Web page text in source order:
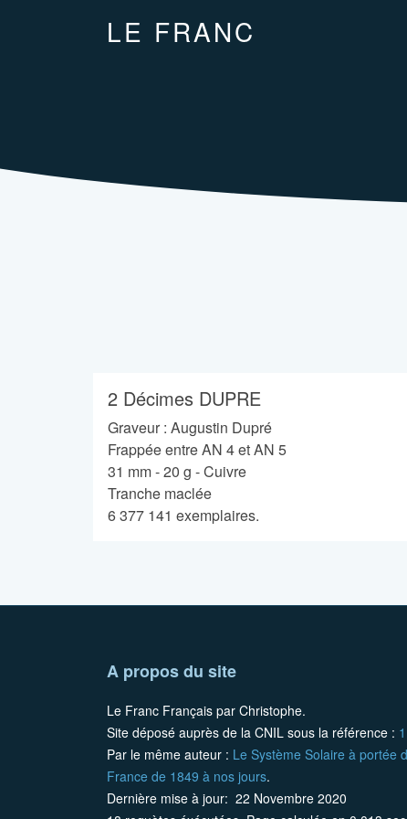
LE FRANC
2 Décimes DUPRE
Graveur : Augustin Dupré
Frappée entre AN 4 et AN 5
31 mm - 20 g - Cuivre
Tranche maclée
6 377 141 exemplaires.
A propos du site
Le Franc Français par Christophe.
Site déposé auprès de la CNIL sous la référence :
Par le même auteur : Le Système Solaire à portée
France de 1849 à nos jours.
Dernière mise à jour: 22 Novembre 2020